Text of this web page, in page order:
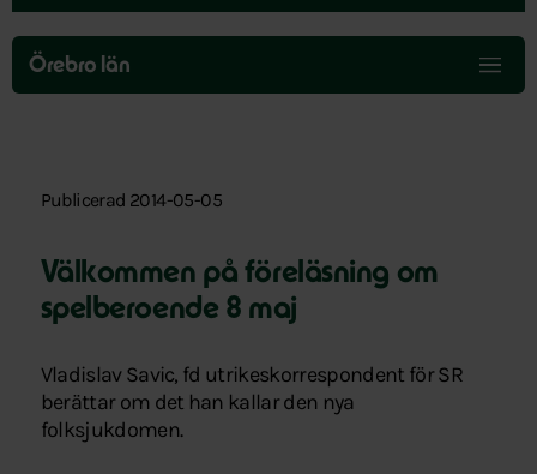
Hoppa
över
menyn
Örebro län
Publicerad 2014-05-05
Välkommen på föreläsning om
spelberoende 8 maj
Vladislav Savic, fd utrikeskorrespondent för SR
berättar om det han kallar den nya
folksjukdomen.